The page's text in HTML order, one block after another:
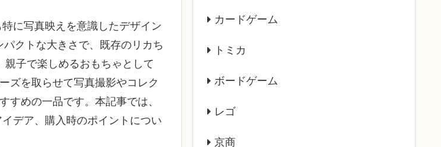
に写真映えを意識したデザイン
クトな大きさで、既存のリカち
子で楽しめるおもちゃとして
ズを取らせて写真撮影やコレク
すめの一品です。本記事では、
デア、購入時のポイントについ
カードゲーム
トミカ
ボードゲーム
レゴ
京商